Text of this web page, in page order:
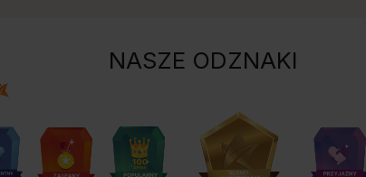
NASZE ODZNAKI